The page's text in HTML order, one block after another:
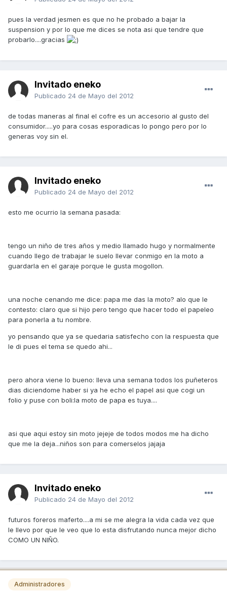
pues la verdad jesmen es que no he probado a bajar la
suspension y por lo que me dices se nota asi que tendre que
probarlo....gracias
Invitado eneko
Publicado 24 de Mayo del 2012
de todas maneras al final el cofre es un accesorio al gusto del
consumidor.....yo para cosas esporadicas lo pongo pero por lo
generas voy sin el.
Invitado eneko
Publicado 24 de Mayo del 2012
esto me ocurrio la semana pasada:
tengo un niño de tres años y medio llamado hugo y normalmente
cuando llego de trabajar le suelo llevar conmigo en la moto a
guardarla en el garaje porque le gusta mogollon.
una noche cenando me dice: papa me das la moto? alo que le
contesto: claro que si hijo pero tengo que hacer todo el papeleo
para ponerla a tu nombre.
yo pensando que ya se quedaria satisfecho con la respuesta que
le di pues el tema se quedo ahi...
pero ahora viene lo bueno: lleva una semana todos los puñeteros
dias diciendome haber si ya he echo el papel asi que cogi un
folio y puse con boli:la moto de papa es tuya....
asi que aqui estoy sin moto jejeje de todos modos me ha dicho
que me la deja...niños son para comerselos jajaja
Invitado eneko
Publicado 24 de Mayo del 2012
futuros foreros maferto....a mi se me alegra la vida cada vez que
le llevo por que le veo que lo esta disfrutando nunca mejor dicho
COMO UN NIÑO.
Administradores